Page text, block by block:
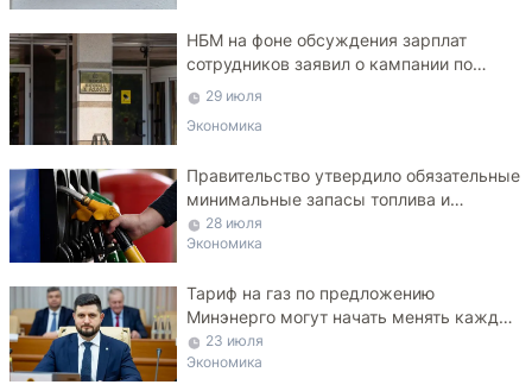
НБМ на фоне обсуждения зарплат
сотрудников заявил о кампании по
дискредитации учреждения
29 июля
Экономика
Правительство утвердило обязательные
минимальные запасы топлива и
ограничило экспорт дизеля
28 июля
Экономика
Тариф на газ по предложению
Минэнерго могут начать менять каждые
три месяца
23 июля
Экономика